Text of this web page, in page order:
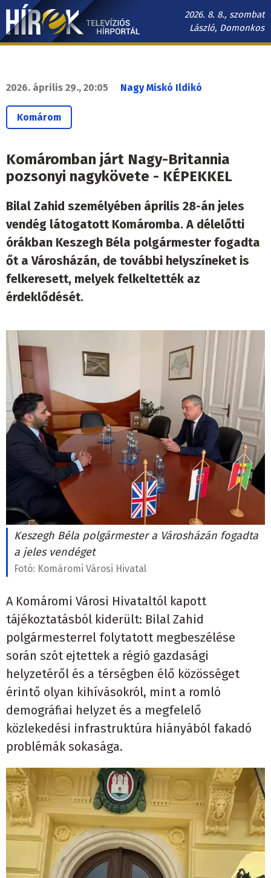
Ugrás
tartalomra
2026. 8. 8., szombat
László, Domonkos
Hírek.sk
navigáció
2026. április 29., 20:05 Nagy Miskó Ildikó
Komárom
Komáromban járt Nagy-Britannia
pozsonyi nagykövete - KÉPEKKEL
Bilal Zahid személyében április 28-án jeles
vendég látogatott Komáromba. A délelőtti
órákban Keszegh Béla polgármester fogadta
őt a Városházán, de további helyszíneket is
felkeresett, melyek felkeltették az
érdeklődését.
Keszegh Béla polgármester a Városházán fogadta
a jeles vendéget
Fotó: Komáromi Városi Hivatal
A Komáromi Városi Hivataltól kapott
tájékoztatásból kiderült: Bilal Zahid
polgármesterrel folytatott megbeszélése
során szót ejtettek a régió gazdasági
helyzetéről és a térségben élő közösséget
érintő olyan kihívásokról, mint a romló
demográfiai helyzet és a megfelelő
közlekedési infrastruktúra hiányából fakadó
problémák sokasága.